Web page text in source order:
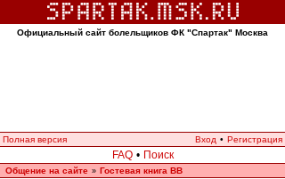
Официальный сайт болельщиков ФК "Спартак" Москва
Полная версия Вход • Регистрация
FAQ • Поиск
Общение на сайте » Гостевая книга ВВ